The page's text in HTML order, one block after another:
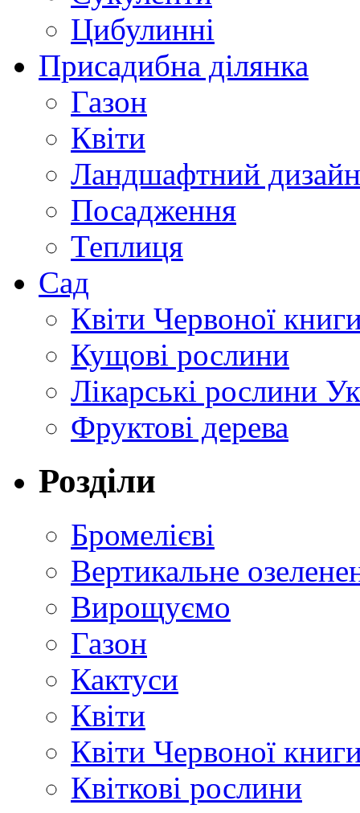
Цибулинні
Присадибна ділянка
Газон
Квіти
Ландшафтний дизайн
Посадження
Теплиця
Сад
Квіти Червоної
Кущові рослини
Лікарські рослини
Фруктові дерева
Розділи
Бромелієві
Вертикальне
Вирощуємо
Газон
Кактуси
Квіти
Квіти Червоної
Квіткові рослини